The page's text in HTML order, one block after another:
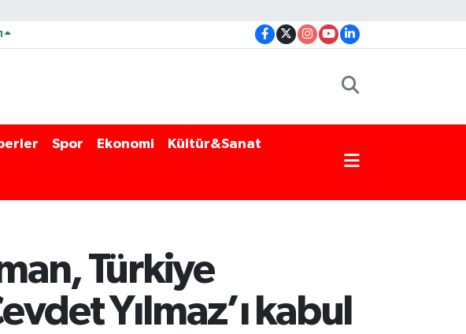
Spor Ekonomi Kültür&Sanat
Türkiye
Yılmaz’ı kabul